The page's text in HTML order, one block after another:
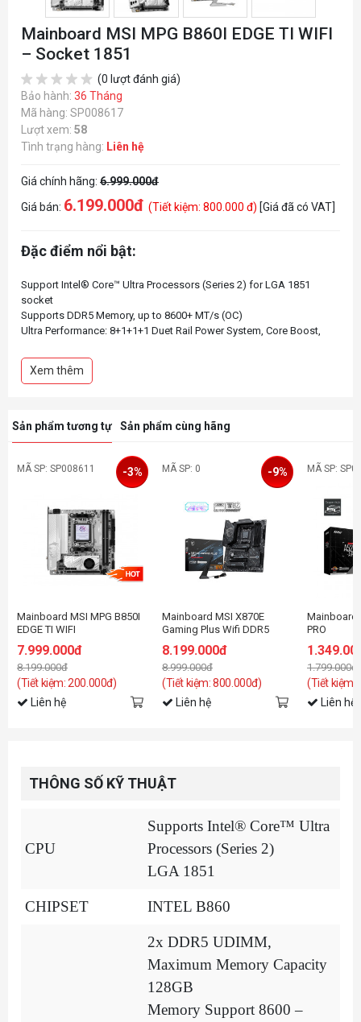
Mainboard MSI MPG B860I EDGE TI WIFI
– Socket 1851
(0 lượt đánh giá)
Bảo hành: 36 Tháng
Mã hàng: SP008617
Lượt xem: 58
Tình trạng hàng: Liên hệ
Giá chính hãng: 6.999.000đ
Giá bán: 6.199.000đ (Tiết kiệm: 800.000 đ) [Giá đã có VAT]
Đặc điểm nổi bật:
Support Intel® Core™ Ultra Processors (Series 2) for LGA 1851
socket
Supports DDR5 Memory, up to 8600+ MT/s (OC)
Ultra Performance: 8+1+1+1 Duet Rail Power System, Core Boost,
server-grade level material
Frozr Guard: Enlarged heatsink with heat-pipe, MOSFET thermal pads
EZ DIY: EZ Antenna, EZ Button and EZ Debug LED
Solution - The latest solution for professional and multimedia use,
delivering secure, stable, and high-speed networking and data
Audio Boost: Reward your ears with studio grade sound quality for
Xem thêm
Sản phẩm tương tự Sản phẩm cùng hãng
MÃ SP: SP008611
Mainboard MSI MPG B850I
EDGE TI WIFI
7.999.000đ
8.199.000đ
(Tiết kiệm: 200.000đ)
-3%
Liên hệ
MÃ SP: 0
Mainboard MSI X870E
Gaming Plus Wifi DDR5
8.199.000đ
8.999.000đ
(Tiết kiệm: 800.000đ)
-9%
Liên hệ
MÃ SP:
Mainboard
PRO
1.799.000đ
(Tiết kiệm:
Liên hệ
THÔNG SỐ KỸ THUẬT
CPU
Supports Intel® Core™ Ultra
Processors (Series 2)
LGA 1851
CHIPSET INTEL B860
2x DDR5 UDIMM,
Maximum Memory Capacity
128GB
Memory Support 8600 –